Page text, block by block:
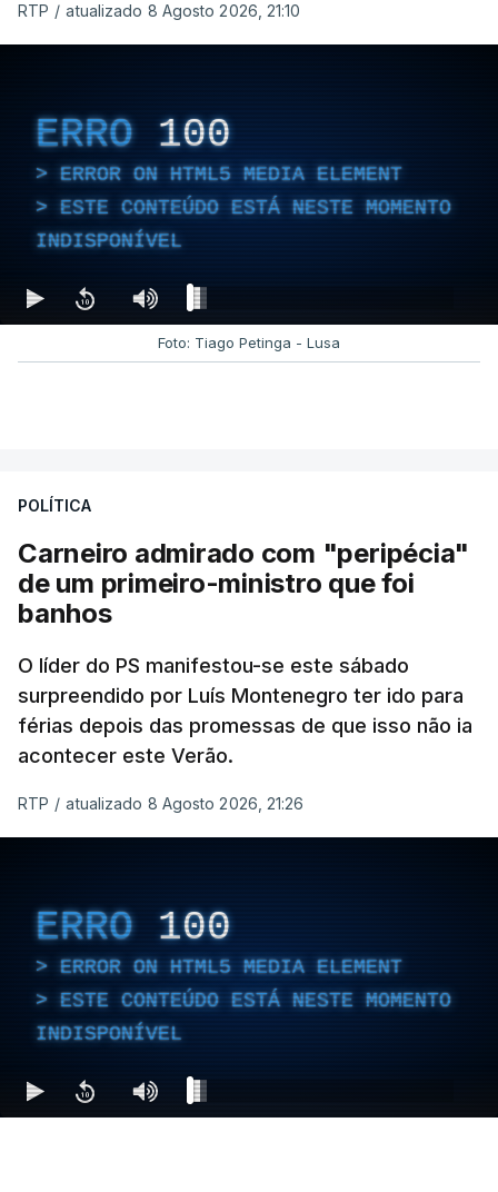
RTP / atualizado 8 Agosto 2026, 21:10
ERRO 100
ERROR ON HTML5 MEDIA ELEMENT
ESTE CONTEÚDO ESTÁ NESTE MOMENTO
INDISPONÍVEL
Foto: Tiago Petinga - Lusa
POLÍTICA
Carneiro admirado com "peripécia"
de um primeiro-ministro que foi
banhos
O líder do PS manifestou-se este sábado
surpreendido por Luís Montenegro ter ido para
férias depois das promessas de que isso não ia
acontecer este Verão.
RTP / atualizado 8 Agosto 2026, 21:26
ERRO 100
ERROR ON HTML5 MEDIA ELEMENT
ESTE CONTEÚDO ESTÁ NESTE MOMENTO
INDISPONÍVEL